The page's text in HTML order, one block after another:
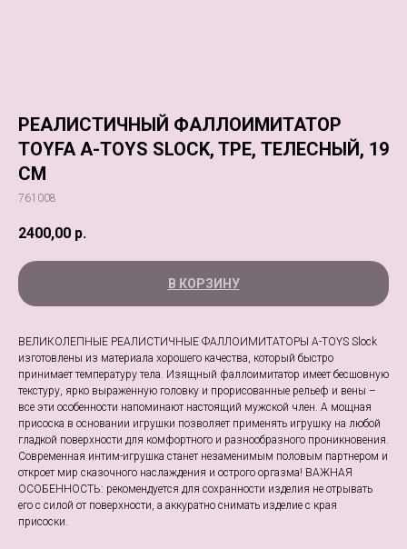
РЕАЛИСТИЧНЫЙ ФАЛЛОИМИТАТОР
TOYFA A-TOYS SLOCK, TPE, ТЕЛЕСНЫЙ, 19
СМ
761008
2400,00 р.
В КОРЗИНУ
ВЕЛИКОЛЕПНЫЕ РЕАЛИСТИЧНЫЕ ФАЛЛОИМИТАТОРЫ A-TOYS Slock
изготовлены из материала хорошего качества, который быстро
принимает температуру тела. Изящный фаллоимитатор имеет бесшовную
текстуру, ярко выраженную головку и прорисованные рельеф и вены –
все эти особенности напоминают настоящий мужской член. А мощная
присоска в основании игрушки позволяет применять игрушку на любой
гладкой поверхности для комфортного и разнообразного проникновения.
Современная интим-игрушка станет незаменимым половым партнером и
откроет мир сказочного наслаждения и острого оргазма! ВАЖНАЯ
ОСОБЕННОСТЬ: рекомендуется для сохранности изделия не отрывать
его с силой от поверхности, а аккуратно снимать изделие с края
присоски.